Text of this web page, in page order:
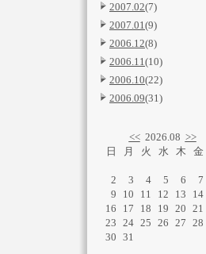
2007.02(7)
2007.01(9)
2006.12(8)
2006.11(10)
2006.10(22)
2006.09(31)
<<2026.08 >>
日
2
9
16
23
30
月
3
10
17
24
31
火
4
11
18
25
水
5
12
19
26
木
6
13
20
27
金
7
14
21
28